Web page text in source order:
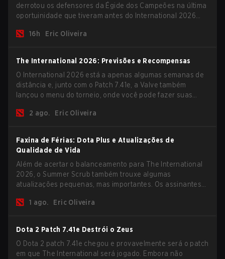
derrotou os defensores da Égide dos Campeões na última
oportuinidade que tiveram antes do International 2026
uma chance de glória eterna.
16h Eric Oliveira
The International 2026: Previsões e Recompensas
O International 2026 está a apenas algumas semanas de
distância e, junto com o Patch 7.41e, a Valve também
lançou o menu do torneio, onde você pode fazer suas
recompensas deste ano.
2 ago. Eric Oliveira
Faxina de Férias: Dota Plus e Atualizações de
Qualidade de Vida
Além de acertar o balanceamento para The International
2026, o Summer Scrub também trouxe algumas
atualizações pequenas, mas importantes. Os assinantes
jogo e agora todos os jogadores podem vincular teclas de
1 ago. Eric Oliveira
Dota 2 Patch 7.41e Destrói o Zeus
O Dota 2 patch 7.41e chegou e provavelmente será o patch
em que The International será jogado. Embora não